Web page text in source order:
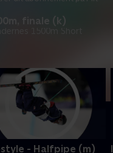
finale (k)
1500m Short
- Halfpipe (m)